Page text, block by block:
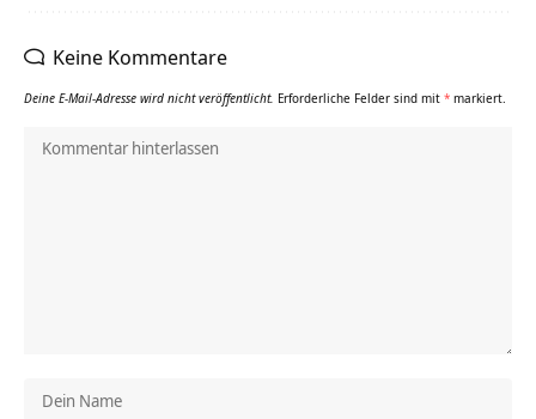
Keine Kommentare
Deine E-Mail-Adresse wird nicht veröffentlicht. Erforderliche Felder sind mit * markiert.